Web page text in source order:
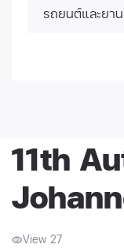
รถยนต์และยา
11th
View 27